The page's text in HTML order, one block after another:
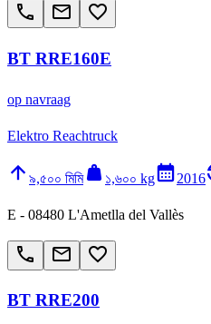
call email favorite_border
BT RRE160E
op navraag
Elektro Reachtruck
arrow_upward ৯,৫০০ মিমিweight ১,৬০০ kgcalendar_month2016
E - 08480 L'Ametlla del Vallès
call email favorite_border
BT RRE200